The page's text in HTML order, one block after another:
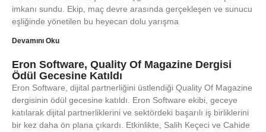
imkanı sundu. Ekip, maç devre arasında gerçekleşen ve sunucu
eşliğinde yönetilen bu heyecan dolu yarışma
Devamını Oku
Eron Software, Quality Of Magazine Dergisi
Ödül Gecesine Katıldı
Eron Software, dijital partnerliğini üstlendiği Quality Of Magazine
dergisinin ödül gecesine katıldı. Eron Software ekibi, geceye
katılarak dijital partnerliklerini ve sektördeki başarılı iş birliklerini
bir kez daha ön plana çıkardı. Etkinlikte, Salih Keçeci ve Cahide